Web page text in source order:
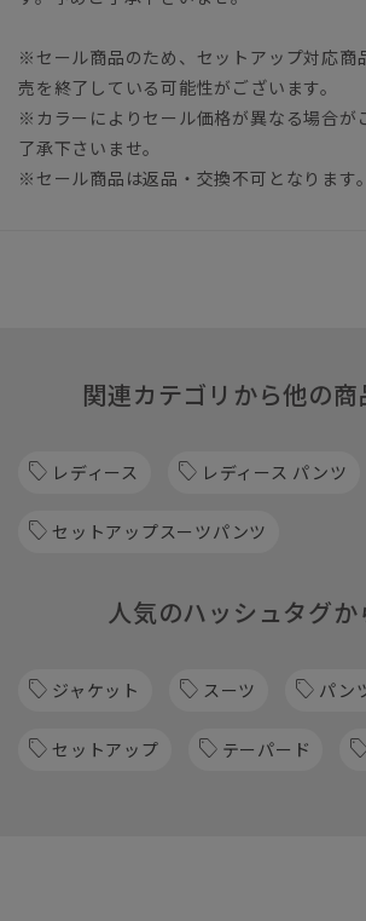
※セール商品のため、セットアップ対応商
売を終了している可能性がございます。
※カラーによりセール価格が異なる場合が
了承下さいませ。
※セール商品は返品・交換不可となります。
関連カテゴリから他の商
レディース レディース パンツ
セットアップスーツパンツ
人気のハッシュタグか
ジャケット スーツ パン
セットアップ テーパード